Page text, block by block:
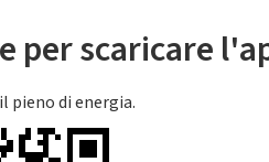
per scaricare
pieno di energia.